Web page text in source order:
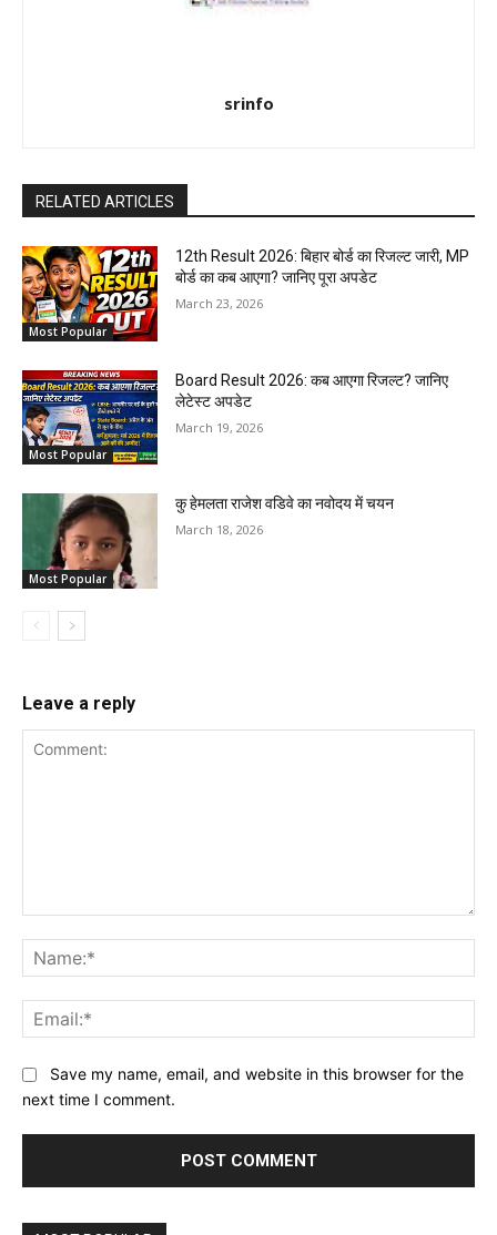
srinfo
RELATED ARTICLES
Most Popular
12th Result 2026: बिहार बोर्ड का रिजल्ट जारी, MP
बोर्ड का कब आएगा? जानिए पूरा अपडेट
March 23, 2026
Most Popular
Board Result 2026: कब आएगा रिजल्ट? जानिए
लेटेस्ट अपडेट
March 19, 2026
Most Popular
कु हेमलता राजेश वडिवे का नवोदय में चयन
March 18, 2026
Leave a reply
Website:Save my name, email, and website in this browser for the
next time I comment.